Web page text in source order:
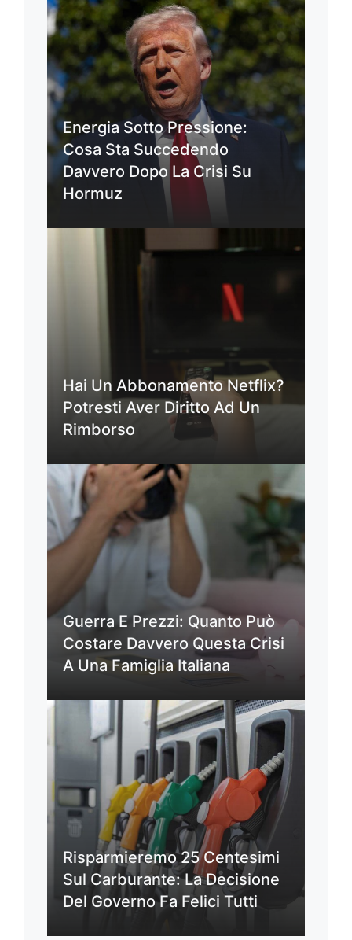
Energia Sotto Pressione:
Cosa Sta Succedendo
Davvero Dopo La Crisi Su
Hormuz
Hai Un Abbonamento Netflix?
Potresti Aver Diritto Ad Un
Rimborso
Guerra E Prezzi: Quanto Può
Costare Davvero Questa Crisi
A Una Famiglia Italiana
Risparmieremo 25 Centesimi
Sul Carburante: La Decisione
Del Governo Fa Felici Tutti